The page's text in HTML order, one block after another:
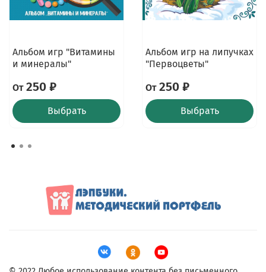
Альбом игр "Витамины
и минералы"
От250 ₽
Выбрать
Альбом игр на липучках
"Первоцветы"
От250 ₽
Выбрать